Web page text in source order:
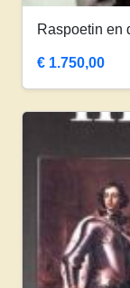
Raspoetin en
€ 1.750,00